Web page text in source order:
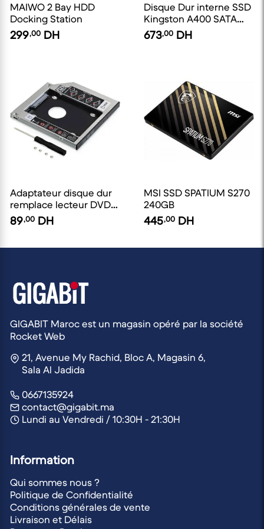
MAIWO 2 Bay HDD
Docking Station
299,00 DH
Disque Dur interne SSD
Kingston A400 SATA
2.5" 480 Go
673,00 DH
Adaptateur disque dur
remplace lecteur DVD
PC portable
89,00 DH
MSI SSD SPATIUM S270
240GB
445,00 DH
GIGABIT Maroc est un magasin opéré par la société
Rocket Web
21, Avenue My Rachid, Bloc A, Magasin 6,
Sala Al Jadida
0667135924
contact@gigabit.ma
Lundi au Vendredi / 10:30H - 21:30H
Information
Qui sommes nous ?
Politique de Confidentialité
Conditions générales de vente
Livraison et Délais